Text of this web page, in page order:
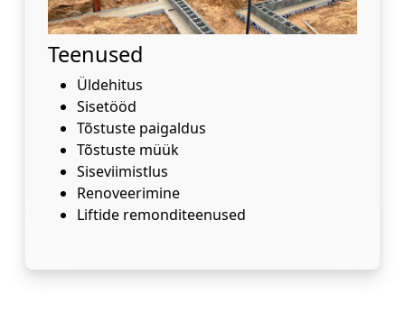
Teenused
Üldehitus
Sisetööd
Tõstuste paigaldus
Tõstuste müük
Siseviimistlus
Renoveerimine
Liftide remonditeenused